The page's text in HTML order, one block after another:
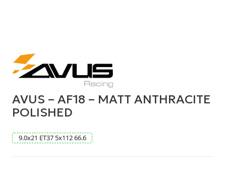
AVUS – AF18 – MATT ANTHRACITE
POLISHED
9.0x21 ET37 5x11266.6